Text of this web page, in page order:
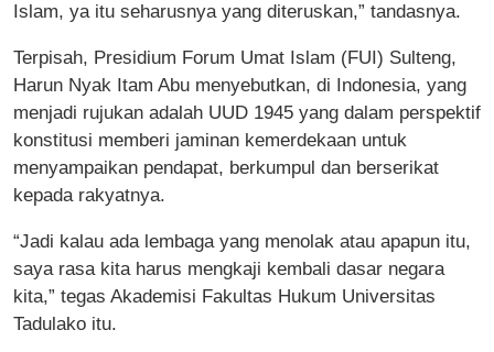
Islam, ya itu seharusnya yang diteruskan,” tandasnya.
Terpisah, Presidium Forum Umat Islam (FUI) Sulteng,
Harun Nyak Itam Abu menyebutkan, di Indonesia, yang
menjadi rujukan adalah UUD 1945 yang dalam perspektif
konstitusi memberi jaminan kemerdekaan untuk
menyampaikan pendapat, berkumpul dan berserikat
kepada rakyatnya.
“Jadi kalau ada lembaga yang menolak atau apapun itu,
saya rasa kita harus mengkaji kembali dasar negara
kita,” tegas Akademisi Fakultas Hukum Universitas
Tadulako itu.